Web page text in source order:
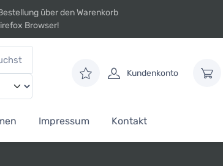
über den Warenkorb
Browser!
Kundenkonto
Impressum Kontakt